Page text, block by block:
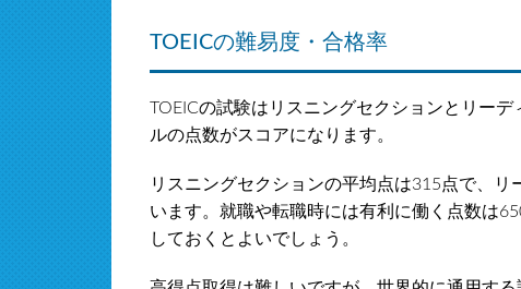
TOEICの難易度・合格率
TOEICの試験はリスニングセクションとリー
ルの点数がスコアになります。
リスニングセクションの平均点は315点で、
います。就職や転職時には有利に働く点数は
しておくとよいでしょう。